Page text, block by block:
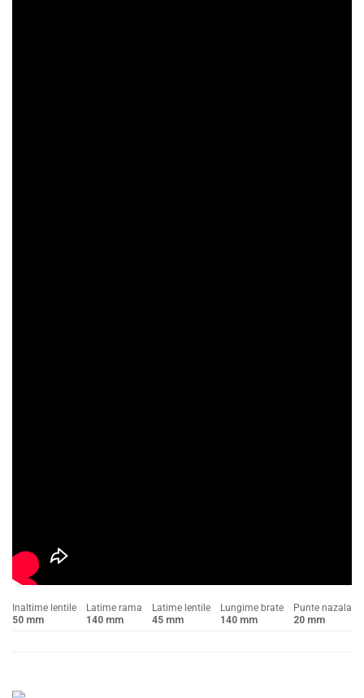
Inaltime lentile
50 mm
Latime rama
140 mm
Latime lentile
45 mm
Lungime brate
140 mm
Punte nazala
20 mm